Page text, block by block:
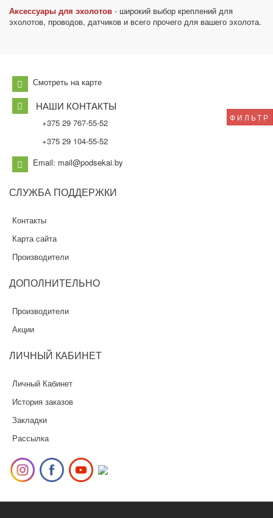
ФИЛЬТР
Аксессуары для эхолотов - широкий выбор креплений для
эхолотов, проводов, датчиков и всего прочего для вашего эхолота.
Смотреть на карте
НАШИ КОНТАКТЫ
+375 29 767-55-52
+375 29 104-55-52
Email: mail@podsekai.by
СЛУЖБА ПОДДЕРЖКИ
Контакты
Карта сайта
Производители
ДОПОЛНИТЕЛЬНО
Производители
Акции
ЛИЧНЫЙ КАБИНЕТ
Личный Кабинет
История заказов
Закладки
Рассылка